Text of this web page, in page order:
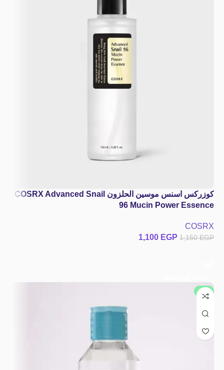
كوزركس اسنس موسين الحلزون COSRX Advanced Snail
96 Mucin Power Essence
COSRX
1,150EGP
1,100 EGP
جديد